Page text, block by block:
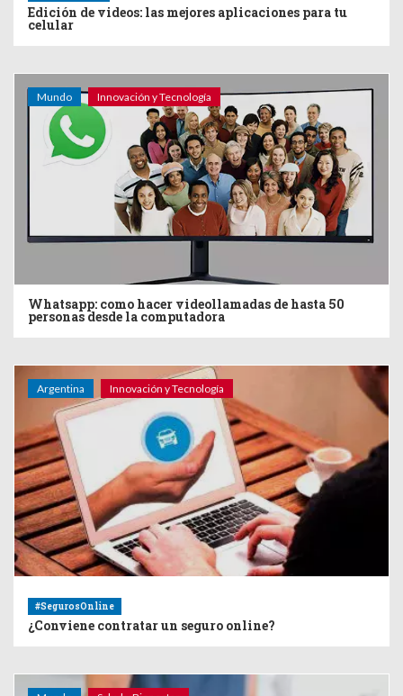
Edición de videos: las mejores aplicaciones para tu
celular
Mundo Innovación y Tecnología
Whatsapp: como hacer videollamadas de hasta 50
personas desde la computadora
Argentina Innovación y Tecnología
#SegurosOnline
¿Conviene contratar un seguro online?